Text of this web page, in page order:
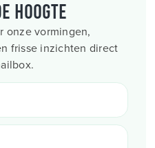
hoogte
onze vormingen,
frisse inzichten direct